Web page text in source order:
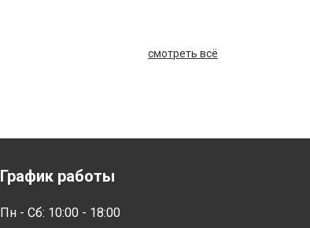
смотреть всё
График работы
Пн - Сб: 10:00 - 18:00